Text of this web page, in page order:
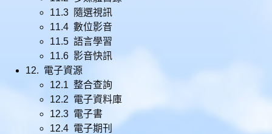
11.3 隨選視訊
11.4 數位影音
11.5 語言學習
11.6 影音快訊
12. 電子資源
12.1 整合查詢
12.2 電子資料庫
12.3 電子書
12.4 電子期刊